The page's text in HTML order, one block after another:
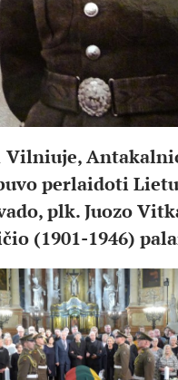
Vilniuje,
perlaidoti
plk. Juozo
(1901-1946)